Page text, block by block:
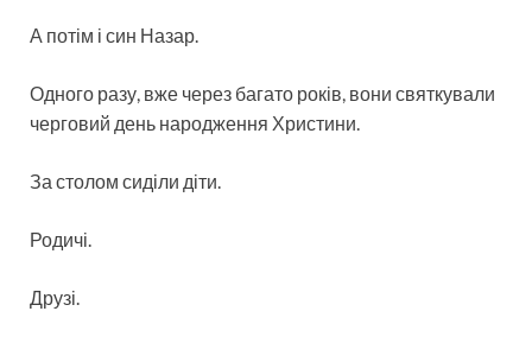
А потім і син Назар.
Одного разу, вже через багато років, вони святкували
черговий день народження Христини.
За столом сиділи діти.
Родичі.
Друзі.